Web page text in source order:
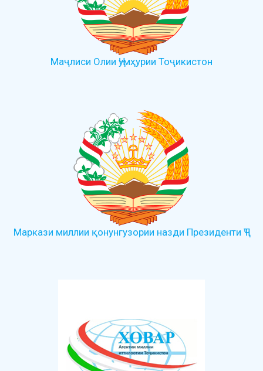
Маҷлиси Олии Ҷумҳурии Тоҷикистон
Маркази миллии қонунгузории назди Президенти ҶТ